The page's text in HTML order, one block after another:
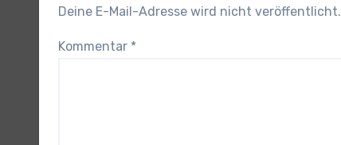
Deine E-Mail-Adresse wird nicht veröffentlicht.
Kommentar *